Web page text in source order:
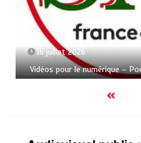
16 juillet 2026
Vidéos pour le numérique –